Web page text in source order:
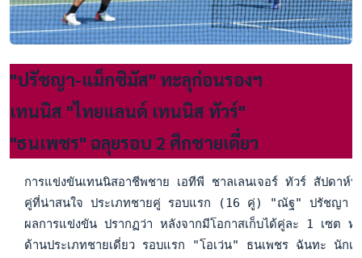
"ปรัชญา-แม็กซิมัส" ทะลุก่อนรองฯ
เทนนิส "ไทยแลนด์ เทนนิส ทัวร์"
"ธนเพชร" ฉลุยรอบ 2 ศึกชายเดี่ยว
การแข่งขันเทนนิสอาชีพชาย เอทีพี ชาลเลนเจอร์ ทัวร์ สัปดา
คู่ที่น่าสนใจ ประเภทชายคู่ รอบแรก (16 คู่) "ณัฐ" ปรัชญา
ผลการแข่งขัน ปรากฏว่า หลังจากมีโอกาสเก็บได้คู่ละ 1 เซต
ด้านประเภทชายเดี่ยว รอบแรก "โอเว่น" ธนเพชร ฉันทะ นัก